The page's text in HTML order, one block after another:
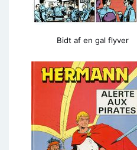
Bidt af en gal flyver